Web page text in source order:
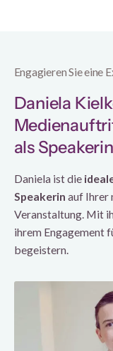
Engagieren Sie eine
Daniela
als Speakerin
Daniela ist die
Speakerin auf Ihrer
Veranstaltung. Mit
ihrem Engagement
begeistern.